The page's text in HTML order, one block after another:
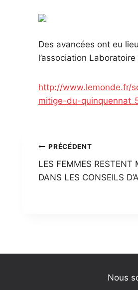
Des avancées ont eu
l’association
http://www.lemonde.fr/
mitige-du-
Navigation
de
PRÉCÉDENT
LES FEMMES RESTENT
DANS LES CONSEILS
Nous